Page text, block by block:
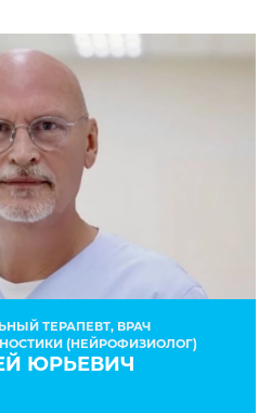
ТЕРАПЕВТ, ВРАЧ
(НЕЙРОФИЗИОЛОГ)
ЮРЬЕВИЧ